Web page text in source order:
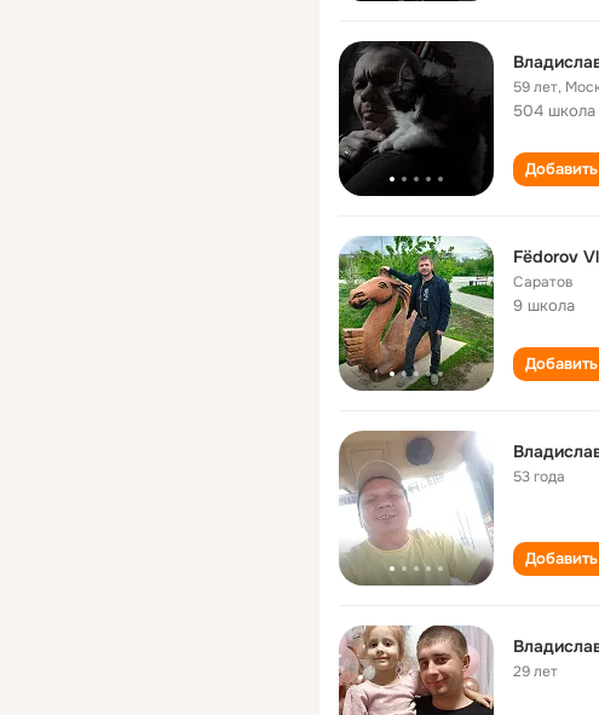
59 лет,
504 школа
Fёdorov
Саратов
9 школа
53 года
29 лет